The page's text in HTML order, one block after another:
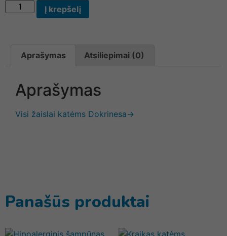
Į krepšelį
Aprašymas Atsiliepimai (0)
Aprašymas
Visi žaislai katėms Dokrinesa→
Panašūs produktai